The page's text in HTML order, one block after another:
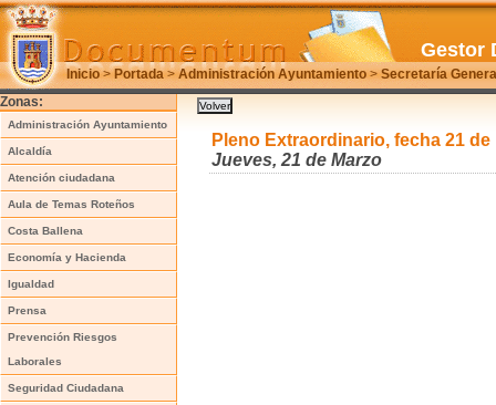
Inicio>Portada>Administración Ayuntamiento>Secretaría
Gestor
Zonas:
Administración Ayuntamiento
Alcaldía
Atención ciudadana
Aula de Temas Roteños
Costa Ballena
Economía y Hacienda
Igualdad
Prensa
Prevención Riesgos
Laborales
Seguridad Ciudadana
Pleno Extraordinario, fecha 21 de
Jueves, 21 de Marzo